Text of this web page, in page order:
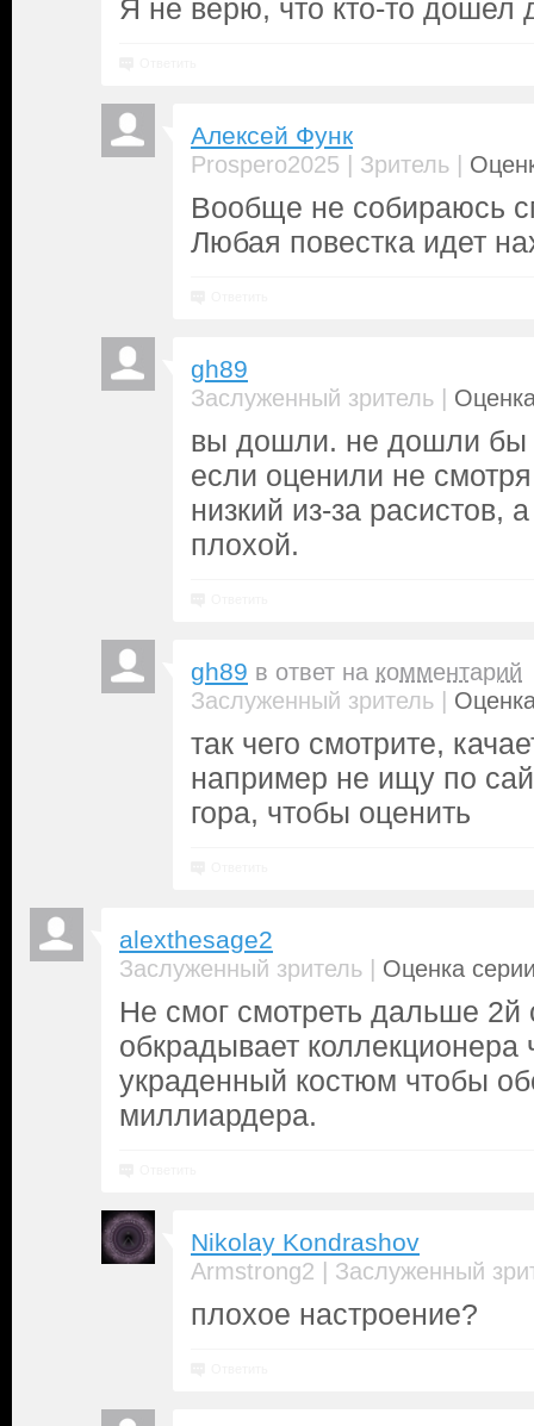
Я не верю, что кто-то дошел
Алексей Функ
Prospero2025 | Зритель |
Вообще не собираюсь
Любая повестка идет
gh89
Заслуженный зритель |
вы дошли. не дошли бы
если оценили не смотря
низкий из-за расистов,
плохой.
gh89 в ответ на комментарий
Заслуженный зритель |
так чего смотрите,
например не ищу по
гора, чтобы оценить
alexthesage2
Заслуженный зритель | Оценка
Не смог смотреть дальше 2й
обкрадывает коллекционера
украденный костюм чтобы
миллиардера.
Nikolay Kondrashov
Armstrong2 | Заслуженный
плохое настроение?